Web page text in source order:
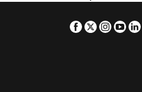
Facebook
Twitter